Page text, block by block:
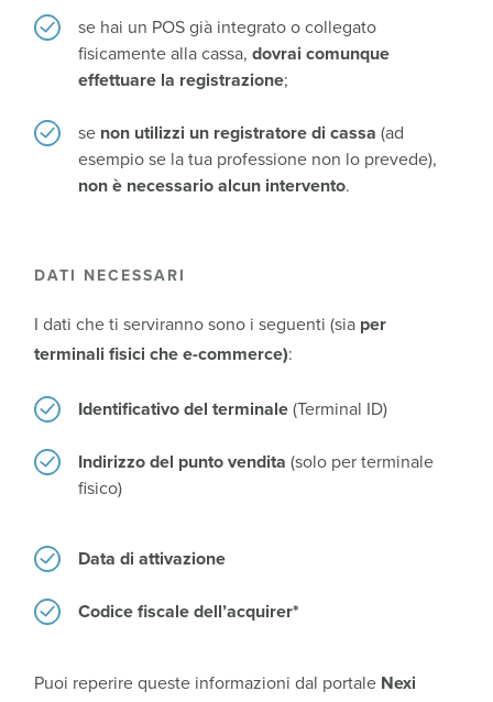
se hai un POS già integrato o collegato
fisicamente alla cassa,dovrai comunque
effettuare la registrazione;
se non utilizzi un registratore di cassa (ad
esempio se la tua professione non lo prevede),
non è necessario alcun intervento.
DATI NECESSARI
I dati che ti serviranno sono i seguenti (sia per
terminali fisici che e-commerce):
Identificativo del terminale(Terminal ID)
Indirizzo del punto vendita(solo per terminale
fisico)
Data di attivazione
Codice fiscale dell’acquirer*
Puoi reperire queste informazioni dal portale Nexi